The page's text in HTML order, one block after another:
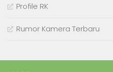
Profile RK
Rumor Kamera Terbaru